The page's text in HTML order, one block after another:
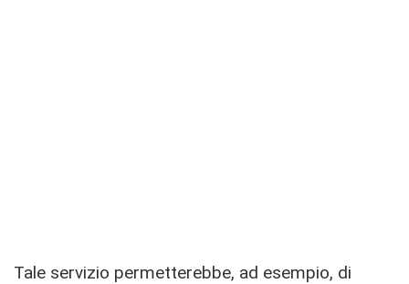
Tale servizio permetterebbe, ad esempio, di